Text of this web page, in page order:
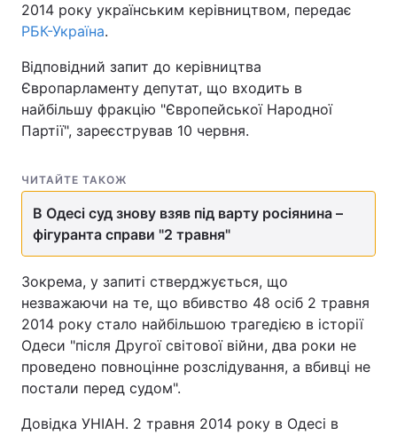
2014 року українським керівництвом, передає
РБК-Україна.
Відповідний запит до керівництва
Європарламенту депутат, що входить в
найбільшу фракцію "Європейської Народної
Партії", зареєстрував 10 червня.
ЧИТАЙТЕ ТАКОЖ
В Одесі суд знову взяв під варту росіянина –
фігуранта справи "2 травня"
Зокрема, у запиті стверджується, що
незважаючи на те, що вбивство 48 осіб 2 травня
2014 року стало найбільшою трагедією в історії
Одеси "після Другої світової війни, два роки не
проведено повноцінне розслідування, а вбивці не
постали перед судом".
Довідка УНІАН. 2 травня 2014 року в Одесі в